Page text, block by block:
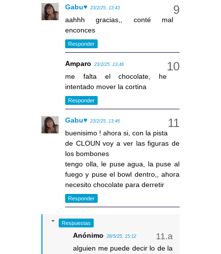
Gabu♥ 23/2/25, 13:43
aahhh gracias,, conté mal
enconces
Responder
Amparo 23/2/25, 13:46
me falta el chocolate, he
intentado mover la cortina
Responder
Gabu♥ 23/2/25, 13:46
buenisimo ! ahora si, con la pista
de CLOUN voy a ver las figuras de
los bombones
tengo olla, le puse agua, la puse al
fuego y puse el bowl dentro,, ahora
necesito chocolate para derretir
Responder
Respuestas
Anónimo 28/5/25, 15:12
alguien me puede decir lo de la